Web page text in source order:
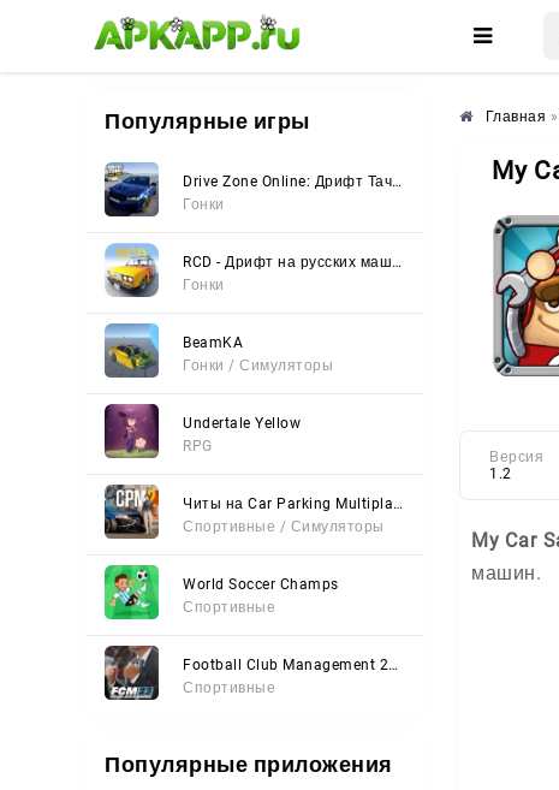
🌸 🌼 🌺
Популярные игры
Drive Zone Online: Дрифт Тачки
Гонки
RCD - Дрифт на русских машинах
Гонки
BeamKA
Гонки / Симуляторы
Undertale Yellow
RPG
Читы на Car Parking Multiplayer 2 (Все открыто, Мод-Меню)
Спортивные / Симуляторы
World Soccer Champs
Спортивные
Football Club Management 2023
Спортивные
Популярные приложения
Главная »
My
Версия
1.2
My Car
машин.